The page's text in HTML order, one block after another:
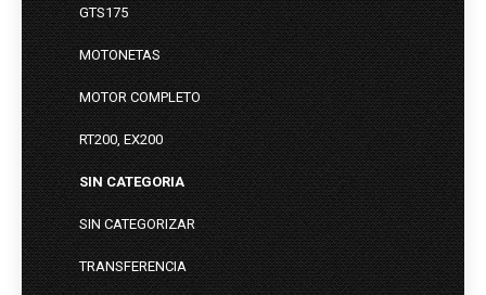
GTS175
MOTONETAS
MOTOR COMPLETO
RT200, EX200
SIN CATEGORIA
SIN CATEGORIZAR
TRANSFERENCIA